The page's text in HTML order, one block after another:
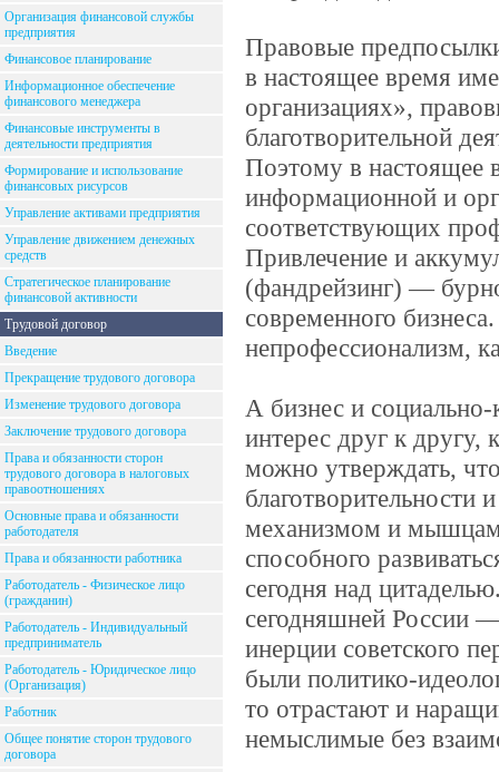
Организация финансовой службы
предприятия
Финансовое планирование
Информационное обеспечение
финансового менеджера
Финансовые инструменты в
деятельности предприятия
Формирование и использование
финансовых рисурсов
Управление активами предприятия
Управление движением денежных
средств
Стратегическое планирование
финансовой активности
Трудовой договор
Введение
Прекращение трудового договора
Изменение трудового договора
Заключение трудового договора
Права и обязанности сторон
трудового договора в налоговых
правоотношениях
Основные права и обязанности
работодателя
Права и обязанности работника
Работодатель - Физическое лицо
(гражданин)
Работодатель - Индивидуальный
предприниматель
Работодатель - Юридическое лицо
(Организация)
Работник
Общее понятие сторон трудового
договора
Правовые
в настоящее время
организациях»,
благотворительной
Поэтому в настоящее
информационной и
соответствующих
Привлечение и
(фандрейзинг) —
современного
непрофессионализм,
А бизнес и
интерес друг к другу,
можно утверждать,
механизмом и
способного
сегодня над
сегодняшней России
инерции советского
были политико-
то отрастают и
немыслимые без